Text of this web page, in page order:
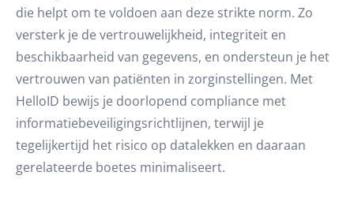
die helpt om te voldoen aan deze strikte norm. Zo
versterk je de vertrouwelijkheid, integriteit en
beschikbaarheid van gegevens, en ondersteun je het
vertrouwen van patiënten in zorginstellingen. Met
HelloID bewijs je doorlopend compliance met
informatiebeveiligingsrichtlijnen, terwijl je
tegelijkertijd het risico op datalekken en daaraan
gerelateerde boetes minimaliseert.